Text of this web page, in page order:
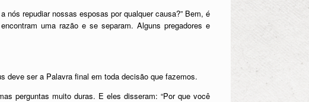
repudiar nossas esposas por qualquer causa?” Bem, é
uma razão e se separam. Alguns pregadores e
deve ser a Palavra final em toda decisão que fazemos.
perguntas muito duras. E eles disseram: “Por que você